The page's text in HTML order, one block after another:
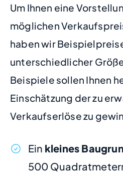
Um Ihnen eine
möglichen
haben wir
unterschiedlicher
Beispiele sollen Ihnen
Einschätzung der zu
Verkaufserlöse zu
Ein kleines
500